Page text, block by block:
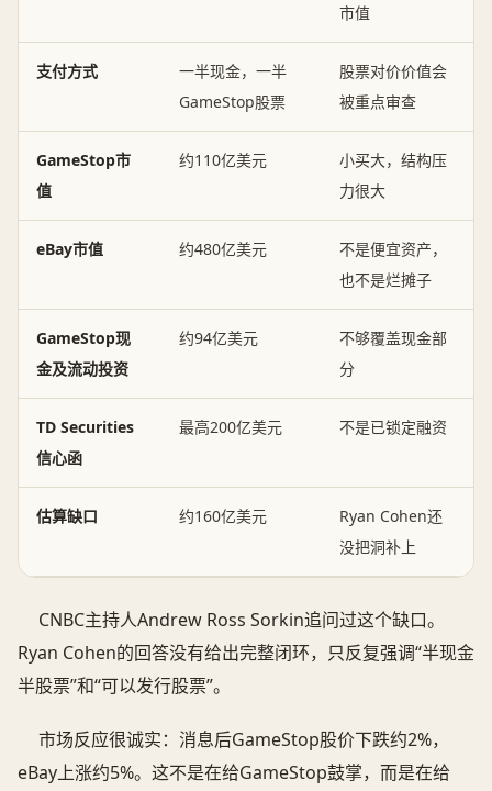
市值
支付方式
一半现金，一半
GameStop股票
股票对价价值会
被重点审查
GameStop市
值
约110亿美元
小买大，结构压
力很大
eBay市值 约480亿美元
不是便宜资产，
也不是烂摊子
GameStop现
金及流动投资
约94亿美元
不够覆盖现金部
分
TD Securities
信心函
最高200亿美元 不是已锁定融资
估算缺口 约160亿美元
Ryan Cohen还
没把洞补上
CNBC主持人Andrew Ross Sorkin追问过这个缺口。
Ryan Cohen的回答没有给出完整闭环，只反复强调“半现金
半股票”和“可以发行股票”。
市场反应很诚实：消息后GameStop股价下跌约2%，
eBay上涨约5%。这不是在给GameStop鼓掌，而是在给